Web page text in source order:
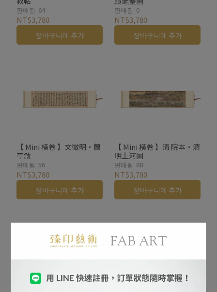
판매됨: 64
NT$3,780
장바구니에 추가
판매됨: 0
NT$3,780
장바구니에 추가
【 Mini 橫卷 】文徵明・蘭
亭敘
판매됨: 56
NT$3,780
장바구니에 추가
【 Mini 橫卷 】清 院本・清
明上河圖
판매됨: 88
NT$3,780
장바구니에 추가